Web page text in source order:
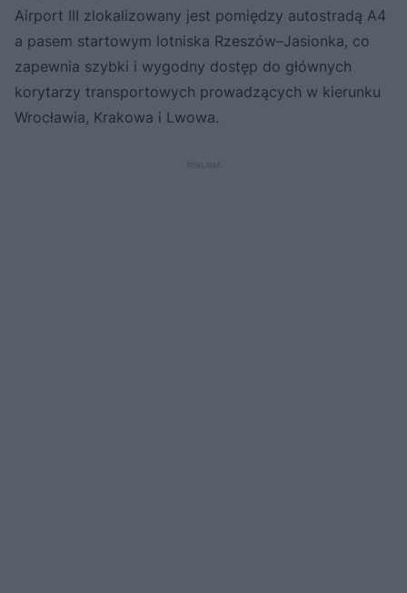
Airport III zlokalizowany jest pomiędzy autostradą A4
a pasem startowym lotniska Rzeszów–Jasionka, co
zapewnia szybki i wygodny dostęp do głównych
korytarzy transportowych prowadzących w kierunku
Wrocławia, Krakowa i Lwowa.